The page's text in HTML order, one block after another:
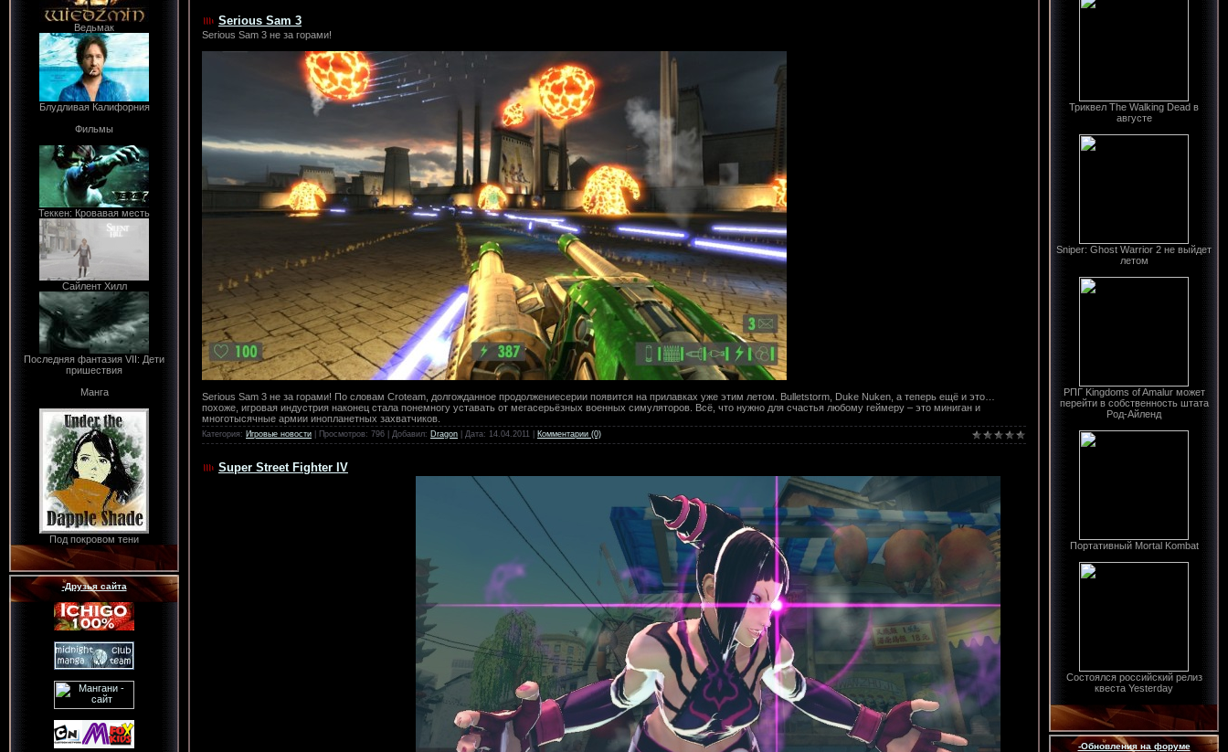
Ведьмак
Блудливая Калифорния
Фильмы
Теккен: Кровавая месть
Сайлент Хилл
Последняя фантазия VII: Дети
пришествия
Манга
Под покровом тени
-Друзья сайта
Serious Sam 3
Serious Sam 3 не за горами!
Serious Sam 3 не за горами! По словам Croteam, долгожданное продолжениесерии появится на прилавках уже этим летом. Bulletstorm, Duke Nuken, а теперь ещё и это…
похоже, игровая индустрия наконец стала понемногу уставать от мегасерьёзных военных симуляторов. Всё, что нужно для счастья любому геймеру – это миниган и
многотысячные армии инопланетных захватчиков.
Категория: Игровые новости | Просмотров: 796 | Добавил: Dragon | Дата: 14.04.2011 Комментарии (0)
Super Street Fighter IV
Триквел The Walking Dead в
августе
Sniper: Ghost Warrior 2 не выйдет
летом
РПГ Kingdoms of Amalur может
перейти в собственность штата
Род-Айленд
Портативный Mortal Kombat
Состоялся российский релиз
квеста Yesterday
-Обновления на форуме